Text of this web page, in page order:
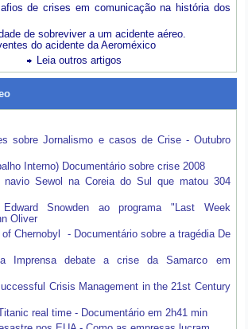
de crises em comunicação na história dos
de sobreviver a um acidente aéreo.
do acidente da Aeroméxico
Leia outros artigos
sobre Jornalismo e casos de Crise - Outubro
Interno) Documentário sobre crise 2008
navio Sewol na Coreia do Sul que matou 304
Snowden ao programa "Last Week
Oliver
Chernobyl - Documentário sobre a tragédia De
Imprensa debate a crise da Samarco em
Crisis Management in the 21st Century
real time - Documentário em 2h41 min